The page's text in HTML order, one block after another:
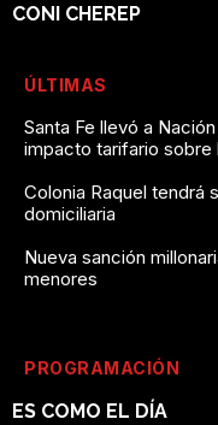
CONI CHEREP
ÚLTIMAS
Santa Fe llevó a
impacto tarifario sobre
Colonia Raquel tendrá
domiciliaria
Nueva sanción
menores
PROGRAMACIÓN
ES COMO EL DÍA